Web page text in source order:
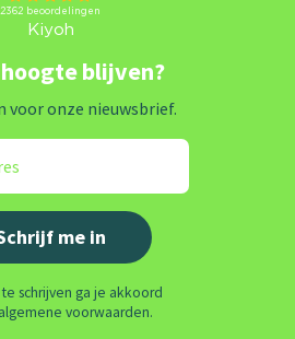
hoogte blijven?
voor onze nieuwsbrief.
schrijven ga je akkoord
voorwaarden.